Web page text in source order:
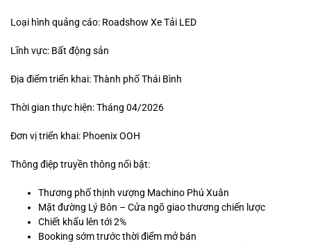
Loại hình quảng cáo: Roadshow Xe Tải LED
Lĩnh vực: Bất động sản
Địa điểm triển khai: Thành phố Thái Bình
Thời gian thực hiện: Tháng 04/2026
Đơn vị triển khai: Phoenix OOH
Thông điệp truyền thông nổi bật:
Thương phố thịnh vượng Machino Phú Xuân
Mặt đường Lý Bôn – Cửa ngõ giao thương chiến lược
Chiết khấu lên tới 2%
Booking sớm trước thời điểm mở bán